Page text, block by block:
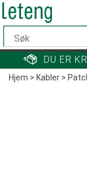
DU ER
Hjem>Kabler>